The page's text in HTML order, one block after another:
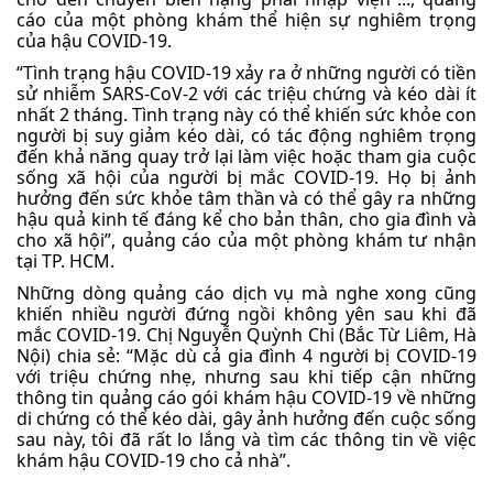
cáo của một phòng khám thể hiện sự nghiêm trọng
của hậu COVID-19.
“Tình trạng hậu COVID-19 xảy ra ở những người có tiền
sử nhiễm SARS-CoV-2 với các triệu chứng và kéo dài ít
nhất 2 tháng. Tình trạng này có thể khiến sức khỏe con
người bị suy giảm kéo dài, có tác động nghiêm trọng
đến khả năng quay trở lại làm việc hoặc tham gia cuộc
sống xã hội của người bị mắc COVID-19. Họ bị ảnh
hưởng đến sức khỏe tâm thần và có thể gây ra những
hậu quả kinh tế đáng kể cho bản thân, cho gia đình và
cho xã hội”, quảng cáo của một phòng khám tư nhận
tại TP. HCM.
Những dòng quảng cáo dịch vụ mà nghe xong cũng
khiến nhiều người đứng ngồi không yên sau khi đã
mắc COVID-19. Chị Nguyễn Quỳnh Chi (Bắc Từ Liêm, Hà
Nội) chia sẻ: “Mặc dù cả gia đình 4 người bị COVID-19
với triệu chứng nhẹ, nhưng sau khi tiếp cận những
thông tin quảng cáo gói khám hậu COVID-19 về những
di chứng có thể kéo dài, gây ảnh hưởng đến cuộc sống
sau này, tôi đã rất lo lắng và tìm các thông tin về việc
khám hậu COVID-19 cho cả nhà”.